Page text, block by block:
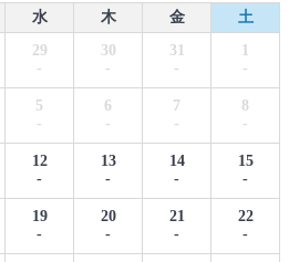
水 木 金
土
29
-
30
-
31
-
1
-
5
-
6
-
7
-
8
-
12
-
13
-
14
-
15
-
19
-
20
-
21
-
22
-